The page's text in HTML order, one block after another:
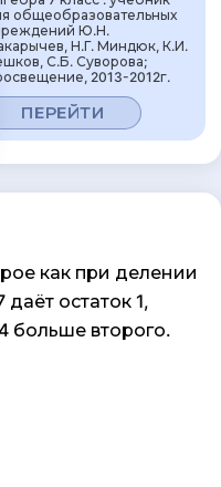
общеобразовательных
Ю.Н.
Н.Г. Миндюк, К.И.
С.Б. Суворова;
2013-2012г.
ПЕРЕЙТИ
как при делении
остаток 1,
больше второго.